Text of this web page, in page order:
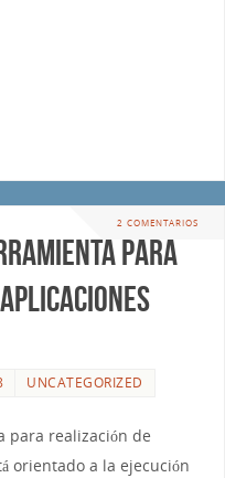
2 COMENTARIOS
para
UNCATEGORIZED
para realización de
orientado a la ejecución